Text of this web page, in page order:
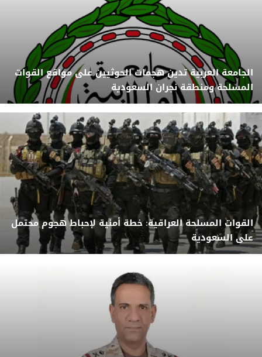
الجامعة العربية تدين هجمات الحوثيين على مواقع القوات
المسلحة ومنطقة نجران السعودية
القوات المسلحة العراقية: خطة أمنية لإحباط هجوم محتمل
على السعودية